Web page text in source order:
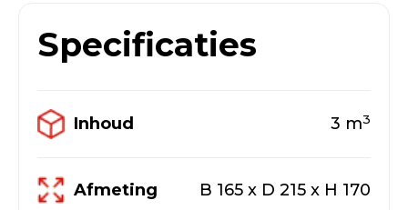
Wilt u verschillende containers voor
één afleveradres, bestel dan via het
wij kunnen grote afzetcontainers
leveren! Neem contact met ons op via
Specificaties
Inhoud 3 m3
Afmeting B 165 x D 215 x H 170